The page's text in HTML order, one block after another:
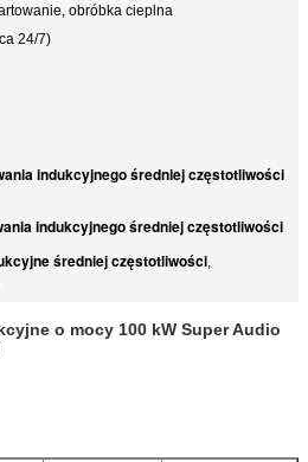
obróbka cieplna
24/7)
indukcyjnego średniej częstotliwości
indukcyjnego średniej częstotliwości
średniej częstotliwości,
o mocy 100 kW Super Audio